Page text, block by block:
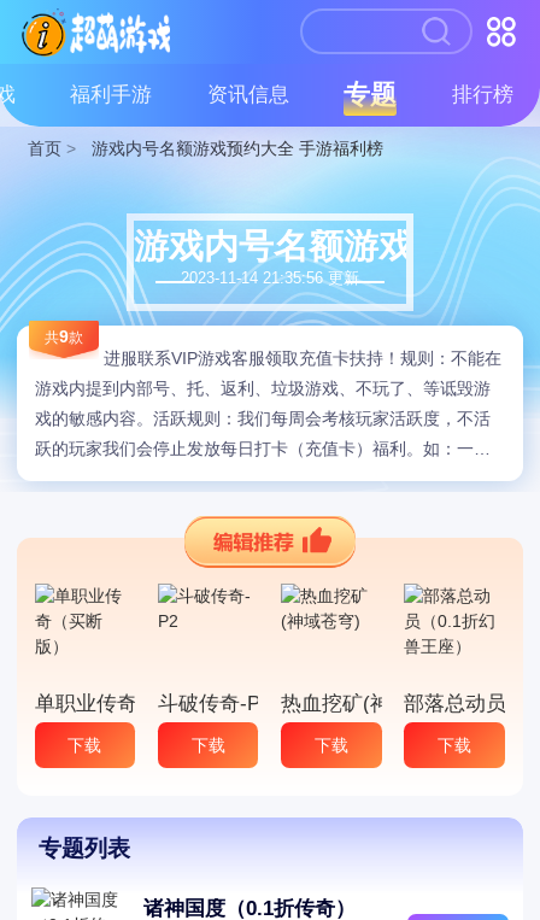
福利手游 资讯信息 专题 排行榜
首页 > 游戏内号名额游戏预约大全 手游福利榜
游戏内号名额游戏预约大
2023-11-14 21:35:56 更新
共9款
进服联系VIP游戏客服领取充值卡扶持！规则：不能在
游戏内提到内部号、托、返利、垃圾游戏、不玩了、等诋毁游
戏的敏感内容。活跃规则：我们每周会考核玩家活跃度，不活
跃的玩家我们会停止发放每日打卡（充值卡）福利。如：一周
在线低于10小时、连续3天没上线。
单职业传奇（买断版）
下载
斗破传奇-P2
下载
热血挖矿(神域苍穹)
下载
部落总动员（
下载
专题列表
诸神国度（0.1折传奇）